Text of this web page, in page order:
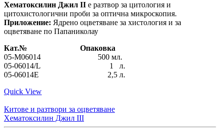
Хематоксилин Джил ІІ е разтвор за цитология и
цитохистологични проби за оптична микроскопия.
Приложение: Ядрено оцветяване за хистология и за
оцветяване по Папаниколау
Кат.№ Опаковка
05-M06014 500 мл.
05-06014/L 1 л.
05-06014E 2,5 л.
Quick View
Китове и разтвори за оцветяване
Хематоксилин Джил ІІІ